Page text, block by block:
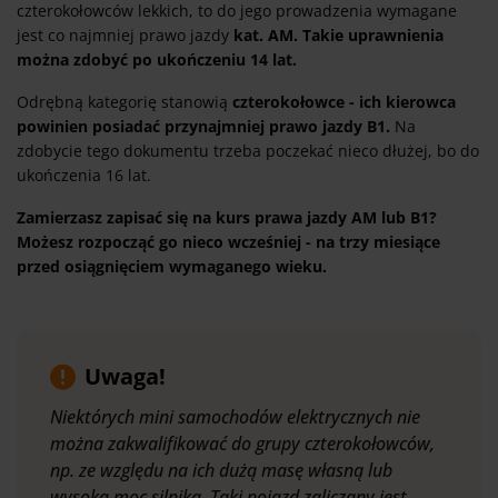
czterokołowców lekkich, to do jego prowadzenia wymagane
jest co najmniej prawo jazdy kat. AM. Takie uprawnienia
można zdobyć po ukończeniu 14 lat.
Odrębną kategorię stanowią czterokołowce - ich kierowca
powinien posiadać przynajmniej prawo jazdy B1. Na
zdobycie tego dokumentu trzeba poczekać nieco dłużej, bo do
ukończenia 16 lat.
Zamierzasz zapisać się na kurs prawa jazdy AM lub B1?
Możesz rozpocząć go nieco wcześniej - na trzy miesiące
przed osiągnięciem wymaganego wieku.
Uwaga!
Niektórych mini samochodów elektrycznych nie
można zakwalifikować do grupy czterokołowców,
np. ze względu na ich dużą masę własną lub